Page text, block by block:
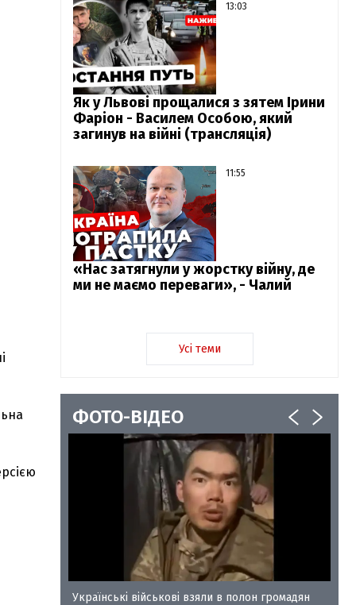
13:03
Як у Львові прощалися з зятем Ірини
Фаріон - Василем Особою, який
загинув на війні (трансляція)
11:55
«Нас затягнули у жорстку війну, де
ми не маємо переваги», - Чалий
Усі теми
ФОТО-ВІДЕО
35
Українські військові взяли в полон громадян